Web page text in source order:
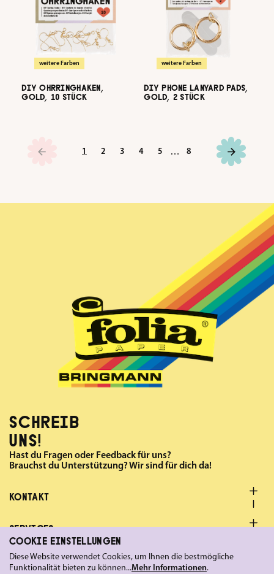
weitere Farben
DIY OHRRINGHAKEN,
GOLD, 10 STÜCK
weitere Farben
DIY PHONE LANYARD PADS,
GOLD, 2 STÜCK
Seite
1 Seite
2 Seite
3 Seite
4 Seite
5 … Seite
8
SCHREIB
UNS!
Hast du Fragen oder Feedback für uns?
Brauchst du Unterstützung? Wir sind für dich da!
KONTAKT
SERVICES
FOLGE UNS
COOKIE EINSTELLUNGEN
Diese Website verwendet Cookies, um Ihnen die bestmögliche
Funktionalität bieten zu können...Mehr Informationen.